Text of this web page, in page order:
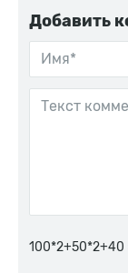
Добавить